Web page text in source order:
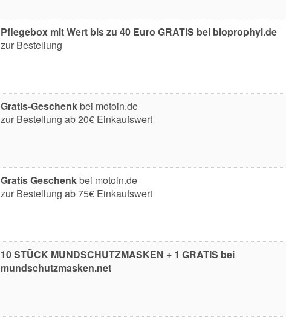
Pflegebox mit Wert bis zu 40 Euro GRATIS bei bioprophyl.de
zur Bestellung
Gratis-Geschenkbei motoin.de
zur Bestellung ab 20€ Einkaufswert
Gratis Geschenkbei motoin.de
zur Bestellung ab 75€ Einkaufswert
10 STÜCK MUNDSCHUTZMASKEN + 1 GRATIS bei
mundschutzmasken.net